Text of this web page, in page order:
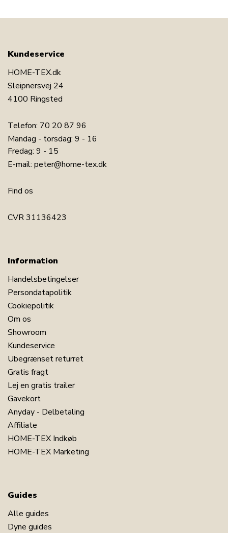
Kundeservice
HOME-TEX.dk
Sleipnersvej 24
4100 Ringsted
Telefon: 70 20 87 96
Mandag - torsdag: 9 - 16
Fredag: 9 - 15
E-mail: peter@home-tex.dk
Find os
CVR 31136423
Information
Handelsbetingelser
Persondatapolitik
Cookiepolitik
Om os
Showroom
Kundeservice
Ubegrænset returret
Gratis fragt
Lej en gratis trailer
Gavekort
Anyday - Delbetaling
Affiliate
HOME-TEX Indkøb
HOME-TEX Marketing
Guides
Alle guides
Dyne guides